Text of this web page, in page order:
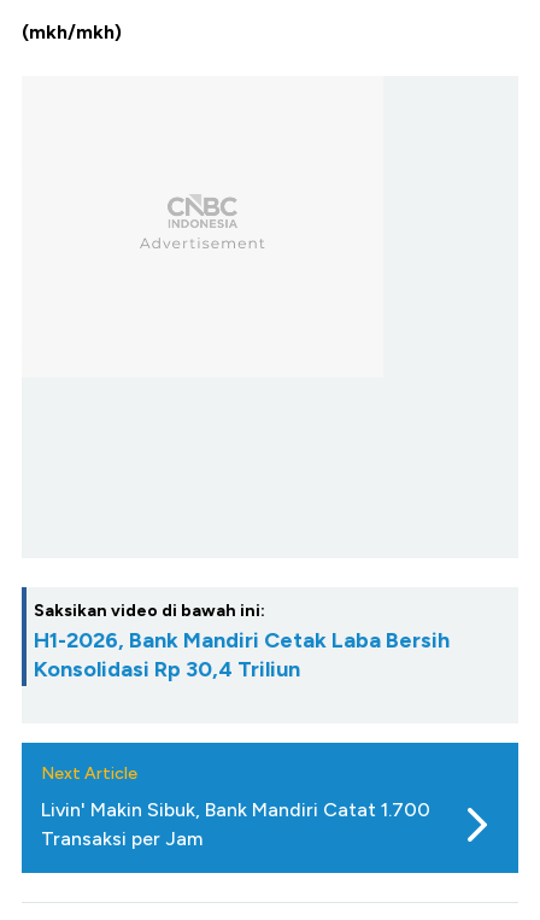
(mkh/mkh)
Saksikan video di bawah ini:
H1-2026, Bank Mandiri Cetak Laba Bersih
Konsolidasi Rp 30,4 Triliun
Next Article
Livin' Makin Sibuk, Bank Mandiri Catat 1.700
Transaksi per Jam